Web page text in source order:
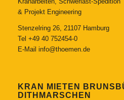
& Projekt Engineering
Stenzelring 26, 21107 Hamburg
Tel +49 40 752454-0
E-Mail info@thoemen.de
KRAN MIETEN
DITHMARSCHEN